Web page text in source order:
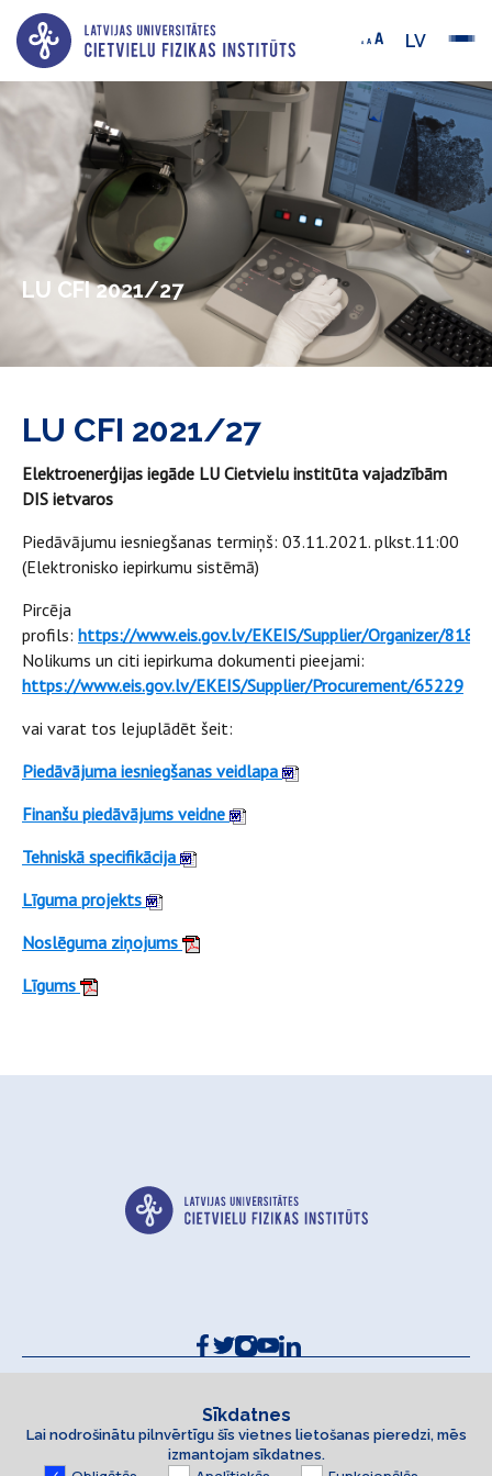
LV
LU CFI 2021/27
LU CFI 2021/27
Elektroenerģijas iegāde LU Cietvielu institūta vajadzībām
DIS ietvaros
Piedāvājumu iesniegšanas termiņš: 03.11.2021. plkst.11:00
(Elektronisko iepirkumu sistēmā)
Pircēja
profils: https://www.eis.gov.lv/EKEIS/Supplier/Organizer/818
Nolikums un citi iepirkuma dokumenti pieejami:
https://www.eis.gov.lv/EKEIS/Supplier/Procurement/65229
vai varat tos lejuplādēt šeit:
Piedāvājuma iesniegšanas veidlapa
Finanšu piedāvājums veidne
Tehniskā specifikācija
Līguma projekts
Noslēguma ziņojums
Līgums
Kontakti un rekvizīti
Piekļūstamības paziņojums
Sīkdatnes
Lai nodrošinātu pilnvērtīgu šīs vietnes lietošanas pieredzi, mēs
izmantojam sīkdatnes.